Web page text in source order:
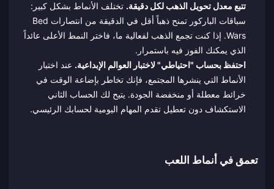
تتبع معدل تحويل الذهب لكل دقيقة. تختلف الأنماط بشكل كبير:
سباقات الباركور تمنح ذهباً أقل في الدقيقة من انتصارات Bed
Wars. إذا كنت تجمع الذهب لفعالية ما، فاختر النمط الأعلى عائداً
الذي يمكنك الفوز فيه باستمرار.
احتفظ بحساب "احتياطي" لاختبار العوالم الإبداعية. عند اختبار
الأنماط التي ينشرها المجتمع، فإنك تخاطر بإضاعة الوقت في
خرائط معطلة أو منخفضة الجودة. يتيح لك الحساب الثاني
الاستكشاف دون تعطيل تقدم المهام اليومية لحسابك الرئيسي.
تعمق في أنماط اللعب